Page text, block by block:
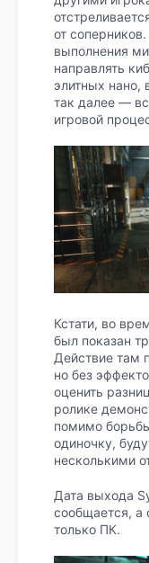
от
выполнения
направлять
элитных
так далее —
игровой
Кстати, во
был показан
Действие там
но без
оценить
ролике
помимо
одиночку,
несколькими
Дата выхода
сообщается, а
только ПК.